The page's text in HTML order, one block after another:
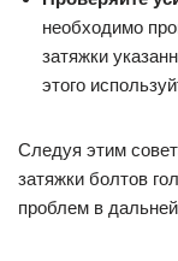
необходимо
затяжки
этого
Следуя этим
затяжки болтов
проблем в